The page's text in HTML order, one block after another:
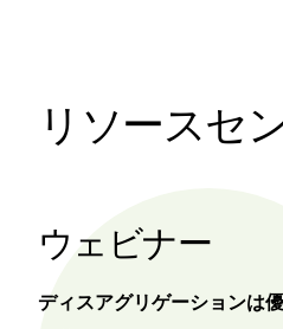
リソースセ
ウェビナー
ディスアグリゲーションは